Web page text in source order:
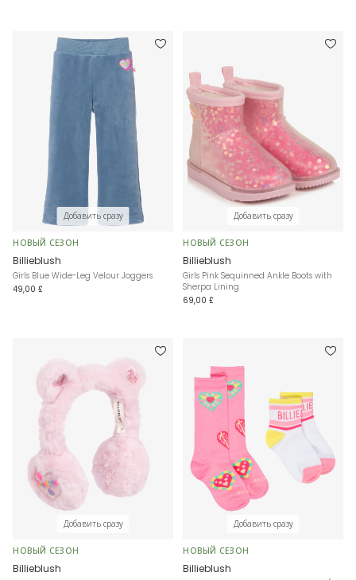
Добавить сразу
НОВЫЙ СЕЗОН
Billieblush
Girls Blue Wide-Leg Velour Joggers
49,00 £
Добавить сразу
НОВЫЙ СЕЗОН
Billieblush
Girls Pink Sequinned Ankle Boots with
Sherpa Lining
69,00 £
Добавить сразу
НОВЫЙ СЕЗОН
Billieblush
Добавить сразу
НОВЫЙ СЕЗОН
Billieblush